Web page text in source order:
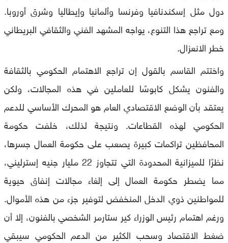
دول مثل إسكندنافيا وفرنسا وألمانيا وإيطاليا وشرق أوروبا.
ومع تراجع هذا التنوع، يواجه المشهد الفني والثقافي البريطاني
خطر الانعزال.
واختتم القاسم بالقول إن تراجع الاهتمام الحكومي بالثقافة
والفنون يشكل كابوسًا للعاملين في هذه المجالات، ولكن
يعتقد بأن الوضع الاقتصادي العام هو المحرك الأساسي للدعم
الحكومي لهذه القطاعات. ونتيجة لذلك، خلفت حكومة
المحافظين تراكمات كبيرة يصعب على حكومة العمال جسرها،
نظرًا للميزانية المحدودة التي تتجاوز 22 مليار جنيه إسترليني،
مما يضطر حكومة العمال إلى إلغاء مجالات إنفاق حيوية
للمواطنين ذوي الدخل المنخفض لتوفير جزء من هذه الأموال.
ورغم اهتمام رئيس الوزراء كير ستارمر الشخصي بالفنون، إلا أن
ضغط الاقتصاد وسحب الكثير من الدعم الحكومي سيبقي